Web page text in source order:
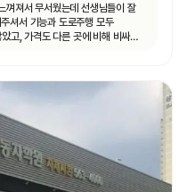
껴져서 무서웠는데 선생님들이 잘
셔서 기능과 도로주행 모두
고, 가격도 다른 곳에 비해 비싸지